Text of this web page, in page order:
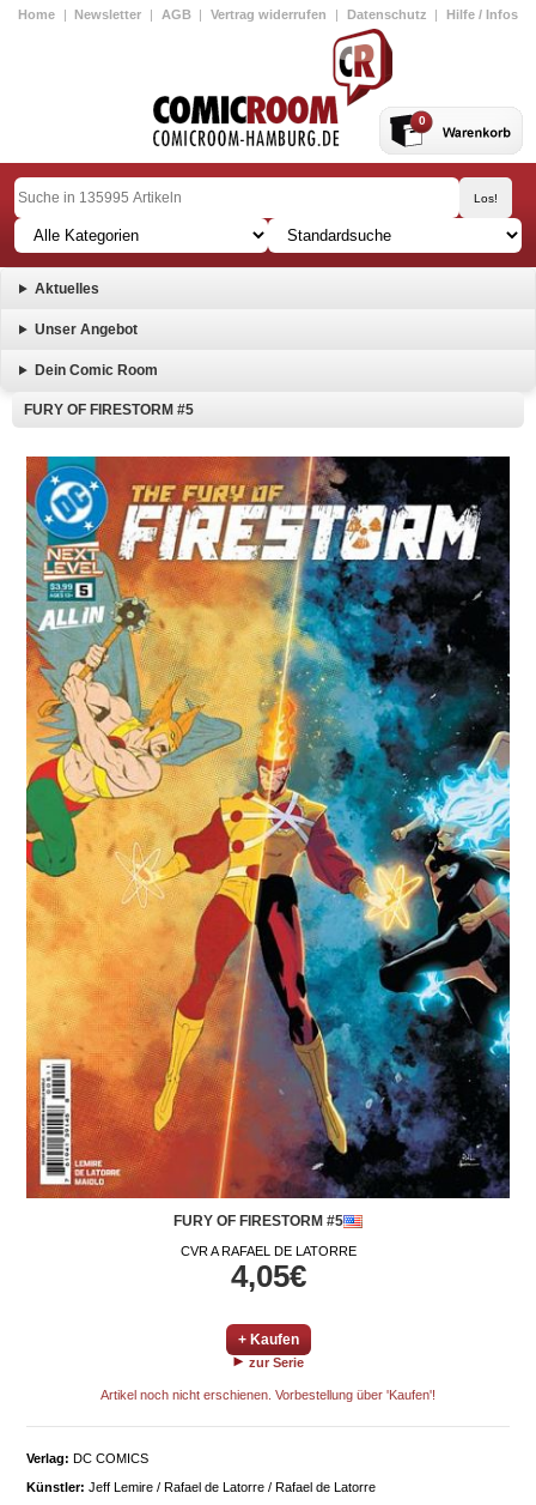
Home | Newsletter | AGB | Vertrag widerrufen | Datenschutz | Hilfe / Infos
0
Aktuelles
Unser Angebot
Dein Comic Room
FURY OF FIRESTORM #5
FURY OF FIRESTORM #5
CVR A RAFAEL DE LATORRE
4,05€
+ Kaufen
zur Serie
Artikel noch nicht erschienen. Vorbestellung über 'Kaufen'!
Verlag: DC COMICS
Künstler: Jeff Lemire / Rafael de Latorre / Rafael de Latorre